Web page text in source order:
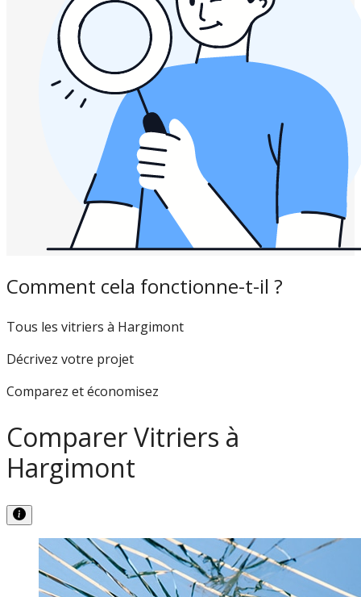
Comment cela fonctionne-t-il ?
Tous les vitriers à Hargimont
Décrivez votre projet
Comparez et économisez
Comparer Vitriers à
Hargimont